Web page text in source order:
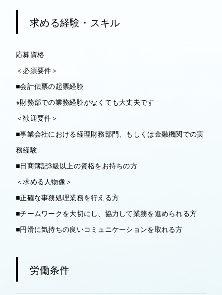
求める経験・スキル
応募資格
＜必須要件＞
■会計伝票の起票経験
※財務部での業務経験がなくても大丈夫です
＜歓迎要件＞
■事業会社における経理財務部門、もしくは金融機関での実
務経験
■日商簿記3級以上の資格をお持ちの方
＜求める人物像＞
■正確な事務処理業務を行える方
■チームワークを大切にし、協力して業務を進められる方
■円滑に気持ちの良いコミュニケーションを取れる方
労働条件